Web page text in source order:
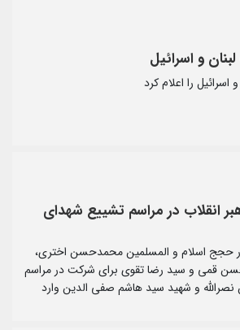
و اسرائیل
اسرائیل را اعلام کرد
انقلاب در مراسم تشییع شهدای
حجج اسلام و المسلمین محمدحسن اختری،
قمی و سید رضا تقوی برای شرکت در مراسم
و شهید سید هاشم صفی الدین وارد